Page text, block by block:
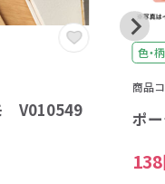
V010549
色・
商品
ポ